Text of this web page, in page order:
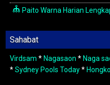
Paito Warna Harian
Sahabat
Virdsam * Nagasaon * Naga
*Sydney Pools Today*